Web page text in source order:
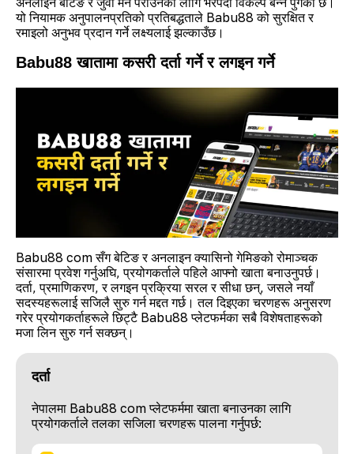
यो नियामक अनुपालनप्रतिको प्रतिबद्धताले Babu88 को सुरक्षित र
रमाइलो अनुभव प्रदान गर्ने लक्ष्यलाई झल्काउँछ।
Babu88 खातामा कसरी दर्ता गर्ने र लगइन गर्ने
Babu88 com सँग बेटिङ र अनलाइन क्यासिनो गेमिङको रोमाञ्चक
संसारमा प्रवेश गर्नुअघि, प्रयोगकर्ताले पहिले आफ्नो खाता बनाउनुपर्छ।
दर्ता, प्रमाणिकरण, र लगइन प्रक्रिया सरल र सीधा छन्, जसले नयाँ
सदस्यहरूलाई सजिलै सुरु गर्न मद्दत गर्छ। तल दिइएका चरणहरू अनुसरण
गरेर प्रयोगकर्ताहरूले छिट्टै Babu88 प्लेटफर्मका सबै विशेषताहरूको
मजा लिन सुरु गर्न सक्छन्।
दर्ता
नेपालमा Babu88 com प्लेटफर्ममा खाता बनाउनका लागि
प्रयोगकर्ताले तलका सजिला चरणहरू पालना गर्नुपर्छ: